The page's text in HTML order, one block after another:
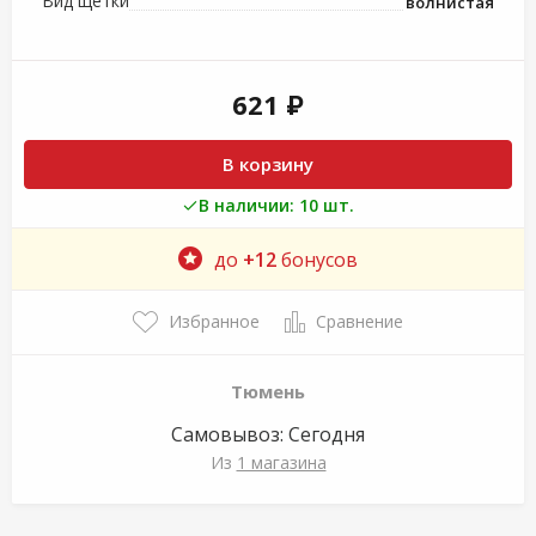
621 ₽
В корзину
В наличии: 10 шт.
до +12бонусов
Избранное Сравнение
Тюмень
Самовывоз: Сегодня
Из 1 магазина